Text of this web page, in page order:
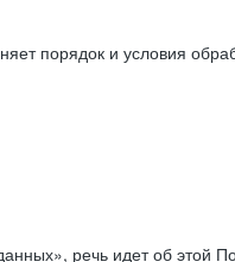
порядок и условия
речь идет об этой